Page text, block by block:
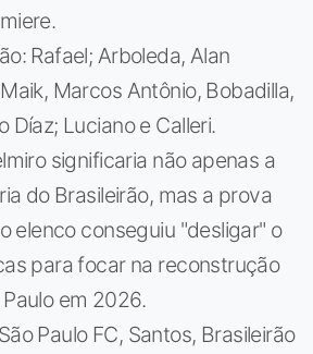
Rafael; Arboleda, Alan
Marcos Antônio, Bobadilla,
Díaz; Luciano e Calleri.
significaria não apenas a
do Brasileirão, mas a prova
elenco conseguiu "desligar" o
para focar na reconstrução
em 2026.
Paulo FC, Santos, Brasileirão